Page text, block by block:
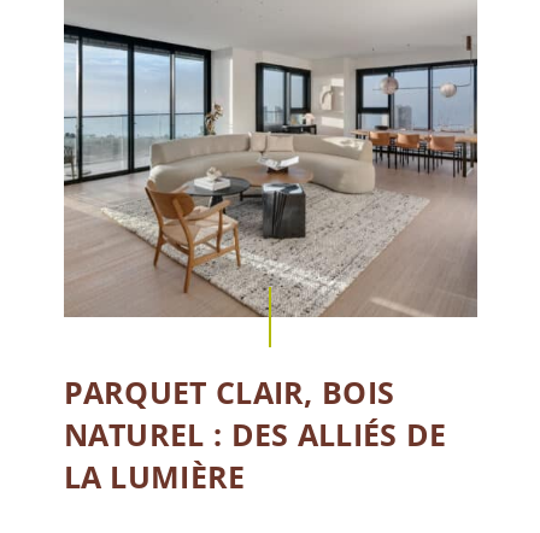
PARQUET CLAIR, BOIS
NATUREL : DES ALLIÉS DE
LA LUMIÈRE